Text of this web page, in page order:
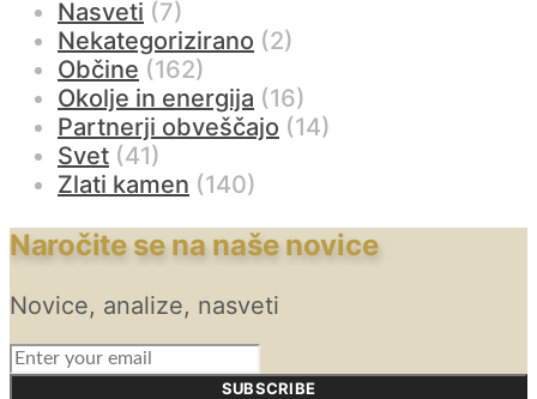
Nasveti (7)
Nekategorizirano (2)
Občine (162)
Okolje in energija (16)
Partnerji obveščajo (14)
Svet (41)
Zlati kamen (140)
Naročite se na naše novice
Novice, analize, nasveti
SUBSCRIBE